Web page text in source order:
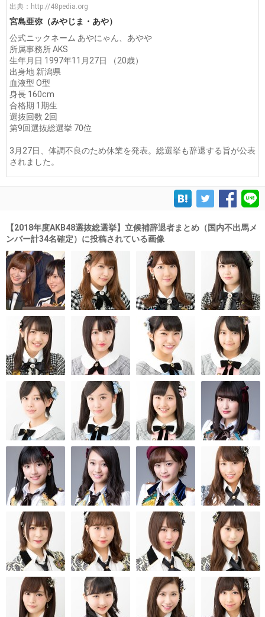
出典： http://48pedia.org
宮島亜弥（みやじま・あや）
公式ニックネーム あやにゃん、あやや
所属事務所 AKS
生年月日 1997年11月27日 （20歳）
出身地 新潟県
血液型 O型
身長 160cm
合格期 1期生
選抜回数 2回
第9回選抜総選挙 70位
3月27日、体調不良のため休業を発表。総選挙も辞退する旨が公表
されました。
【2018年度AKB48選抜総選挙】立候補辞退者まとめ（国内不出馬メ
ンバー計34名確定）に投稿されている画像